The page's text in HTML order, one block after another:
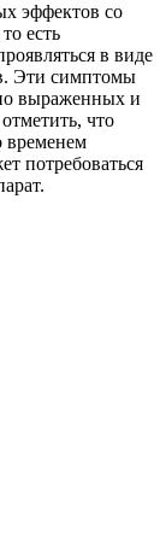
эффектов со
есть
в виде
Эти симптомы
выраженных и
что
временем
потребоваться